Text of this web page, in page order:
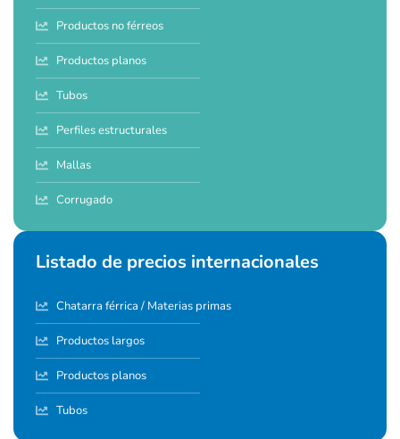
Productos no férreos
Productos planos
Tubos
Perfiles estructurales
Mallas
Corrugado
Listado de precios internacionales
Chatarra férrica / Materias primas
Productos largos
Productos planos
Tubos